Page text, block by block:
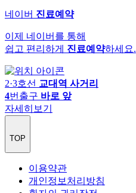
네이버 진료예약
이제 네이버를 통해
쉽고 편리하게 진료예약하세요.
2·3호선 교대역 사거리
4번출구 바로 앞
자세히보기
TOP
이용약관
개인정보처리방침